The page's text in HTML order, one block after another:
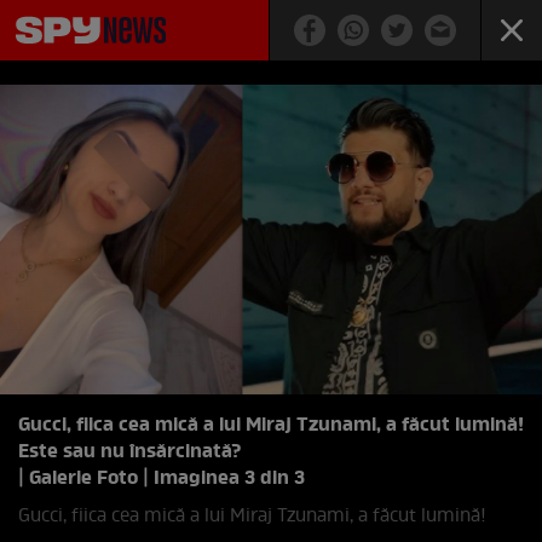
Gucci, fiica cea mică a lui Miraj Tzunami, a făcut lumină!
Este sau nu însărcinată?
| Galerie Foto | Imaginea 3 din 3
Gucci, fiica cea mică a lui Miraj Tzunami, a făcut lumină!